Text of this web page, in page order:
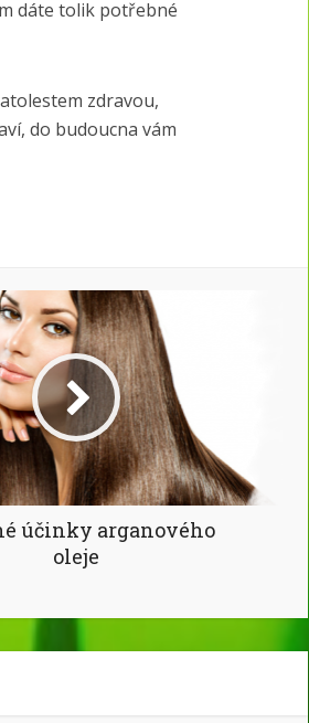
dáte tolik potřebné
zdravou,
do budoucna vám
účinky arganového
oleje